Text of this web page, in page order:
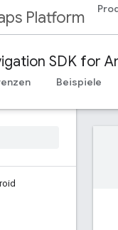
Platform
SDK for
Beispiele